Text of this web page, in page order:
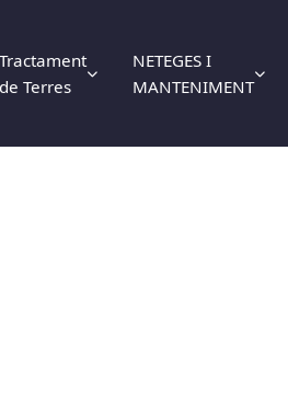
Tractament
de Terres
NETEGES I
MANTENIMENT